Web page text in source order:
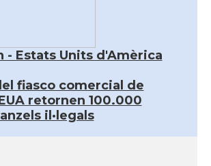
- Estats Units d'Amèrica
fiasco comercial de
retornen 100.000
il·legals